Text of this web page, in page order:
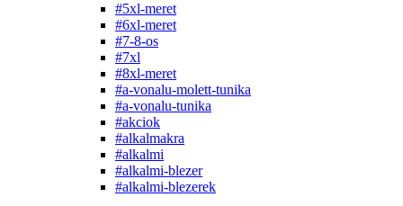
#5xl-meret
#6xl-meret
#7-8-os
#7xl
#8xl-meret
#a-vonalu-molett-tunika
#a-vonalu-tunika
#akciok
#alkalmakra
#alkalmi
#alkalmi-blezer
#alkalmi-blezerek